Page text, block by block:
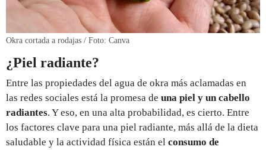
Okra cortada a rodajas / Foto: Canva
¿Piel radiante?
Entre las propiedades del agua de okra más aclamadas en
las redes sociales está la promesa de una piel y un cabello
radiantes. Y eso, en una alta probabilidad, es cierto. Entre
los factores clave para una piel radiante, más allá de la dieta
saludable y la actividad física están el consumo de